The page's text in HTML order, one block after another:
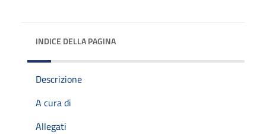
INDICE DELLA PAGINA
Descrizione
A cura di
Allegati